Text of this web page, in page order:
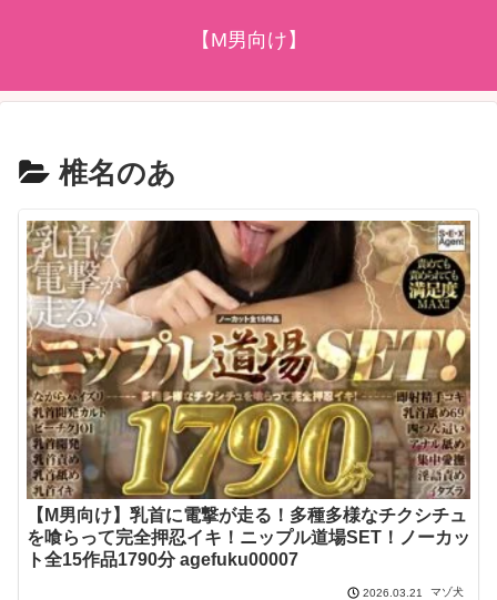
【M男向け】
椎名のあ
【M男向け】乳首に電撃が走る！多種多様なチクシチュ
を喰らって完全押忍イキ！ニップル道場SET！ノーカッ
ト全15作品1790分 agefuku00007
2026.03.21 マゾ犬